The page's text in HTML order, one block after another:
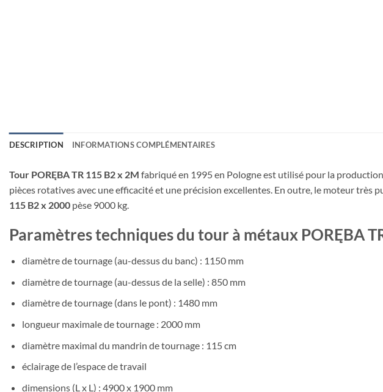
DESCRIPTION INFORMATIONS COMPLÉMENTAIRES
Tour PORĘBA TR 115 B2 x 2M fabriqué en 1995 en Pologne est utilisé pour la
pièces rotatives avec une efficacité et une précision excellentes. En outre, le moteur très
115 B2 x 2000 pèse 9000 kg.
Paramètres techniques du tour à métaux PORĘBA
diamètre de tournage (au-dessus du banc) : 1150 mm
diamètre de tournage (au-dessus de la selle) : 850 mm
diamètre de tournage (dans le pont) : 1480 mm
longueur maximale de tournage : 2000 mm
diamètre maximal du mandrin de tournage : 115 cm
éclairage de l’espace de travail
dimensions (L x L) : 4900 x 1900 mm